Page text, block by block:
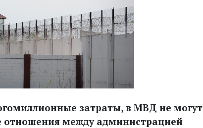
затраты, в МВД не могут
отношения между администрацией